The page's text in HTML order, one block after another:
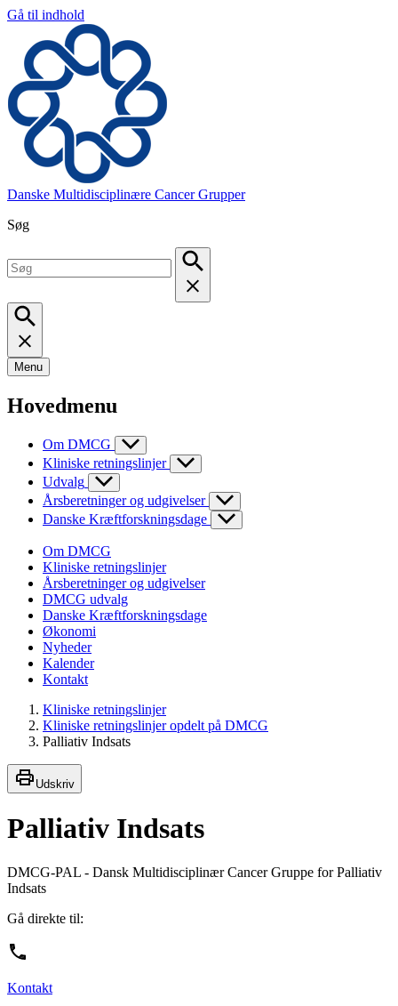
Gå til indhold
Danske Multidisciplinære Cancer Grupper
Søg
Menu
Hovedmenu
Om DMCG
Kliniske retningslinjer
Udvalg
Årsberetninger og udgivelser
Danske Kræftforskningsdage
Om DMCG
Kliniske retningslinjer
Årsberetninger og udgivelser
DMCG udvalg
Danske Kræftforskningsdage
Økonomi
Nyheder
Kalender
Kontakt
Kliniske retningslinjer
Kliniske retningslinjer opdelt på DMCG
Palliativ Indsats
Udskriv
Palliativ Indsats
DMCG-PAL - Dansk Multidisciplinær Cancer Gruppe for Palliativ
Indsats
Gå direkte til:
Kontakt